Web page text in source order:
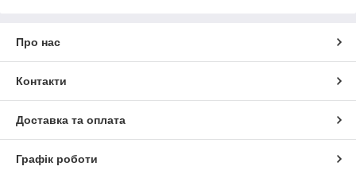
Про нас
Контакти
Доставка та оплата
Графік роботи